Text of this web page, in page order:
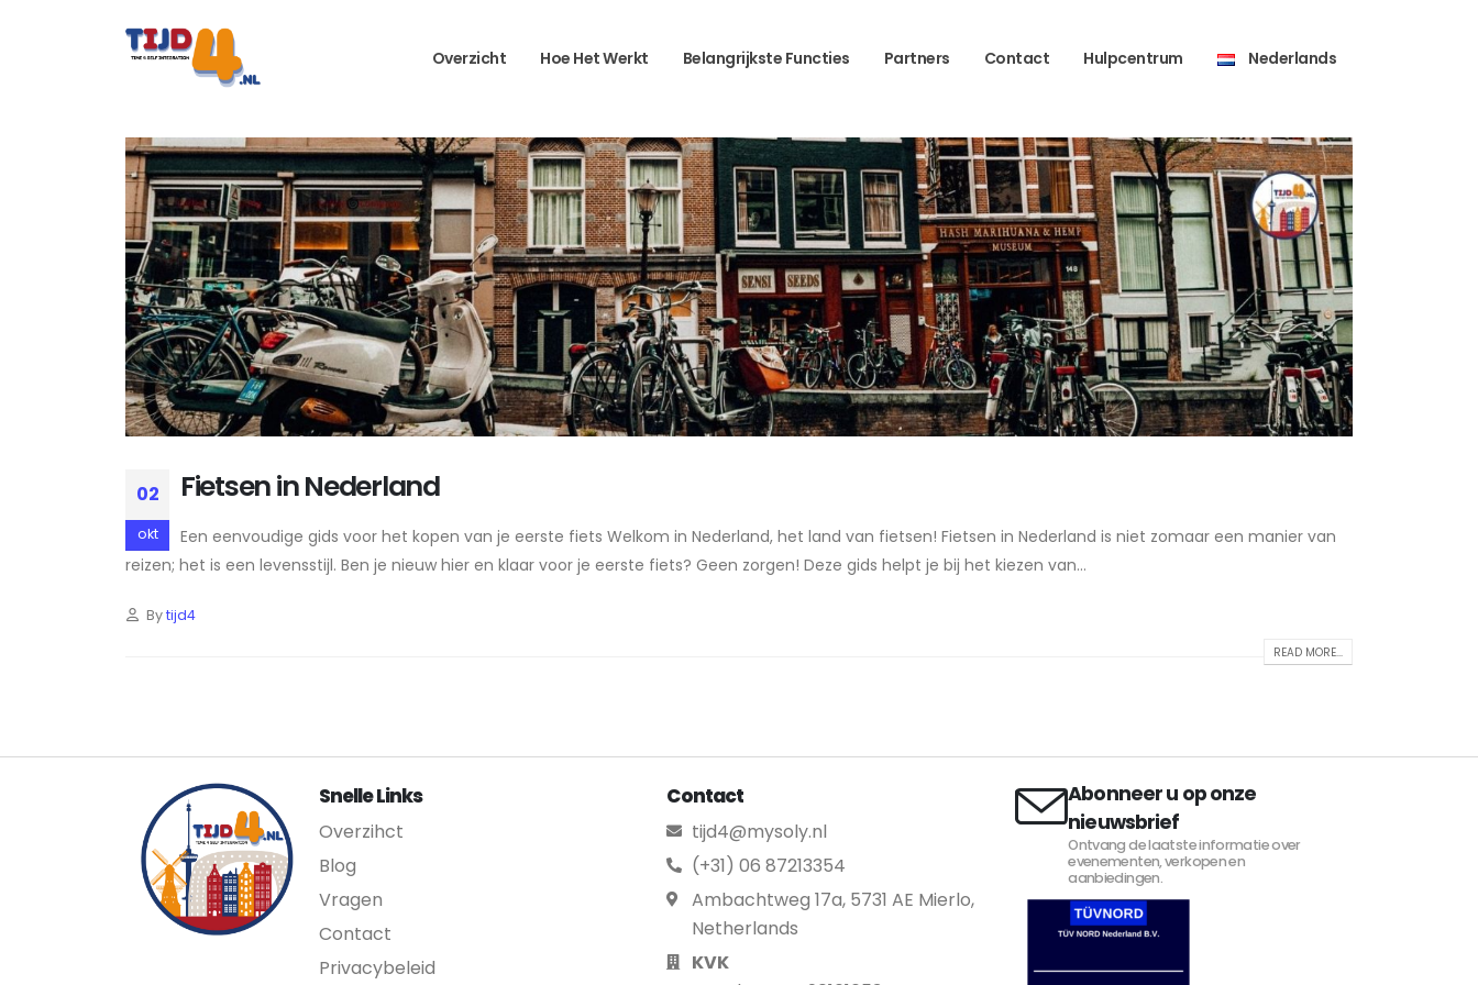
Overzicht Hoe Het Werkt Belangrijkste Functies Partners Contact Hulpcentrum Nederlands
02
okt
Fietsen in Nederland
Een eenvoudige gids voor het kopen van je eerste fiets Welkom in Nederland, het land van fietsen! Fietsen in Nederland is niet zomaar een manier van
reizen; het is een levensstijl. Ben je nieuw hier en klaar voor je eerste fiets? Geen zorgen! Deze gids helpt je bij het kiezen van...
Bytijd4
READ MORE...
Snelle Links
Overzihct
Blog
Vragen
Contact
Privacybeleid
Contact
tijd4@mysoly.nl
(+31) 06 87213354
Ambachtweg 17a, 5731 AE Mierlo,
Netherlands
KVK
Abonneer u op onze
nieuwsbrief
Ontvang de laatste informatie over
evenementen, verkopen en
aanbiedingen.